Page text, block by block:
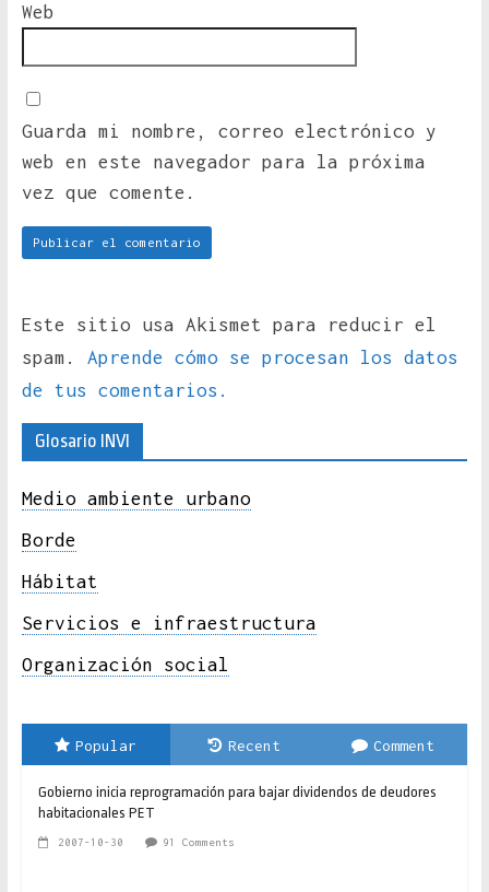
Web
Guarda mi nombre, correo electrónico y
web en este navegador para la próxima
vez que comente.
Este sitio usa Akismet para reducir el
spam. Aprende cómo se procesan los datos
de tus comentarios.
Glosario INVI
Medio ambiente urbano
Borde
Hábitat
Servicios e infraestructura
Organización social
Popular Recent Comment
Gobierno inicia reprogramación para bajar dividendos de deudores
habitacionales PET
2007-10-30 91 Comments